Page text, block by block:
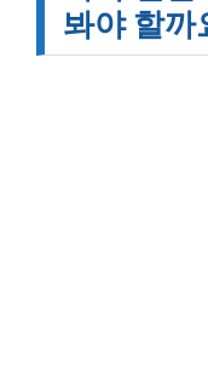
봐야 할까